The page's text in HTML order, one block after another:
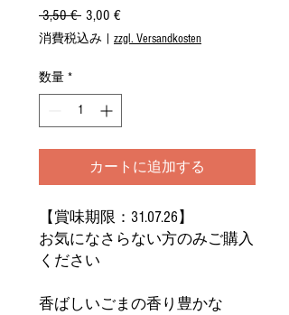
3,50 € 通
常
3,00 €セ
ー
格
消費税込み zzgl. Versandkosten
数量 *
カートに追加する
【賞味期限：31.07.26】
お気になさらない方のみご購入
ください
香ばしいごまの香り豊かな